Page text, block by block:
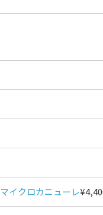
マイクロカニューレ